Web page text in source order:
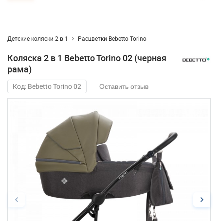
Детские коляски 2 в 1 Расцветки Bebetto Torino
Коляска 2 в 1 Bebetto Torino 02 (черная
рама)
Код: Bebetto Torino 02 Оставить отзыв